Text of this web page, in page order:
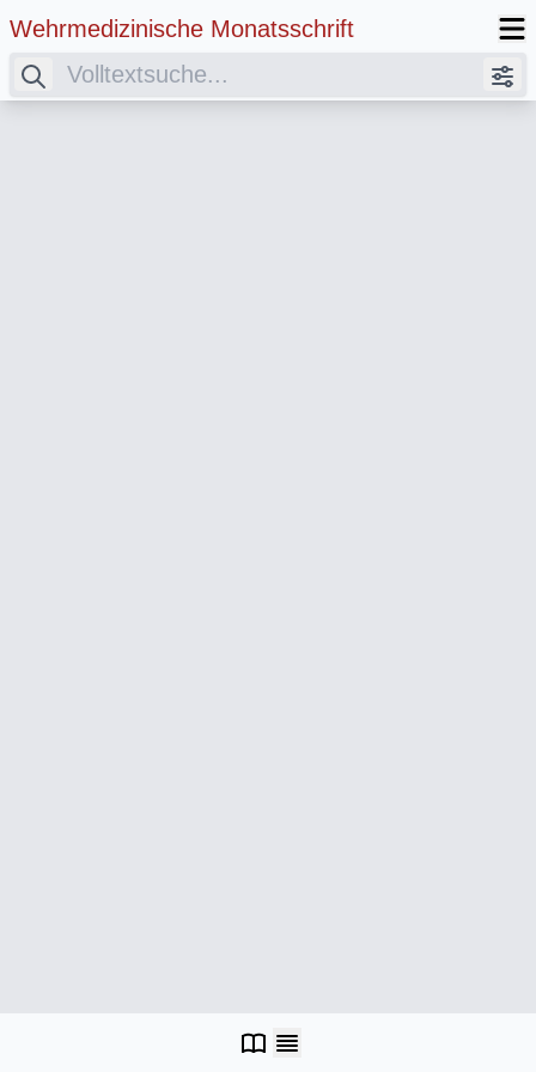
Wehrmedizinische Monatsschrift